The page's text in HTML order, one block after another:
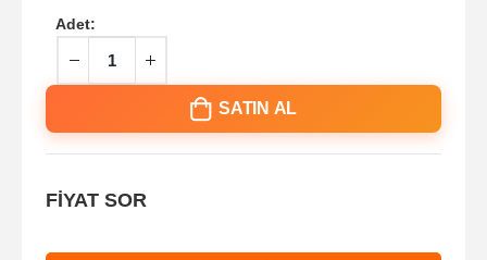
Adet:
SATIN AL
FİYAT SOR